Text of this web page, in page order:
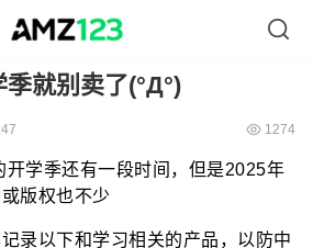
就别卖了(°Д°)
1274
开学季还有一段时间，但是2025年
版权也不少
录以下和学习相关的产品，以防中